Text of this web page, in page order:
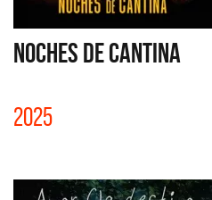
NOCHES DE CANTINA
2025